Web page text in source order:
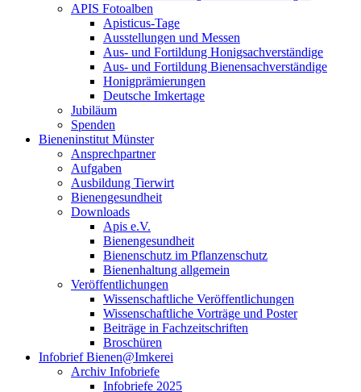
APIS Fotoalben
Apisticus-Tage
Ausstellungen und Messen
Aus- und Fortildung Honigsachverständige
Aus- und Fortildung Bienensachverständige
Honigprämierungen
Deutsche Imkertage
Jubiläum
Spenden
Bieneninstitut Münster
Ansprechpartner
Aufgaben
Ausbildung Tierwirt
Bienengesundheit
Downloads
Apis e.V.
Bienengesundheit
Bienenschutz im Pflanzenschutz
Bienenhaltung allgemein
Veröffentlichungen
Wissenschaftliche Veröffentlichungen
Wissenschaftliche Vorträge und Poster
Beiträge in Fachzeitschriften
Broschüren
Infobrief Bienen@Imkerei
Archiv Infobriefe
Infobriefe 2025